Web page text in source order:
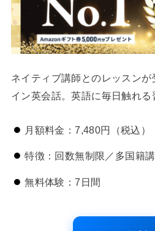
ネイティブ講師とのレッスン
イン英会話。英語に毎日触れる
月額料金：7,480円（税込）
特徴：回数無制限／多国籍
無料体験：7日間